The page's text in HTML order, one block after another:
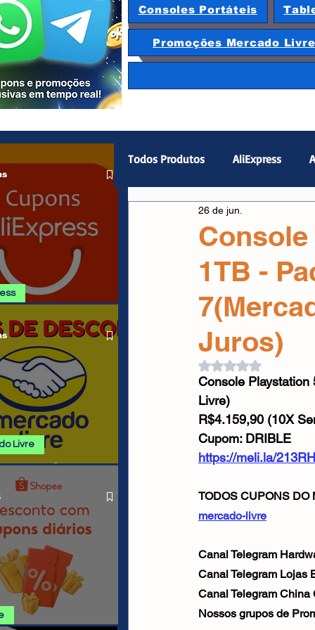
Consoles Portáteis
Promoções Mercado Livre
PROMOÇÕES
LIVRE
Livre
Todos Produtos AliExpress
Magazine Luiza
Gamepad Smartphones
1TB -
Juros)
26 de jun.
Avaliado com NaN
Console Playstation
Livre)
R$4.159,90 (10X
Cupom: DRIBLE
https://meli.la/
TODOS CUPONS DO
mercado-livre
Canal Telegram
Canal Telegram Lojas
Canal Telegram China
Nossos grupos de